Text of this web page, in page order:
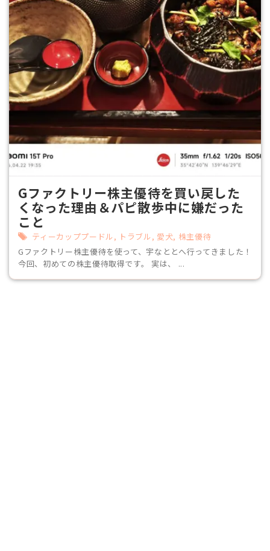
Gファクトリー株主優待を買い戻した
くなった理由＆パピ散歩中に嫌だった
こと
ティーカッププードル, トラブル, 愛犬, 株主優待
Gファクトリー株主優待を使って、宇なととへ行ってきました！
今回、初めての株主優待取得です。 実は、 ...